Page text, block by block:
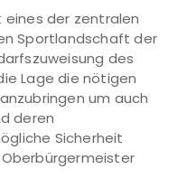
der zentralen
Sportlandschaft der
des
Lage die nötigen
um auch
deren
Sicherheit